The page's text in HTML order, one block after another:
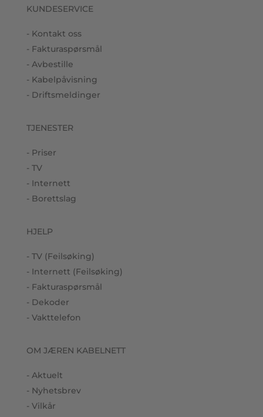
KUNDESERVICE
- Kontakt oss
- Fakturaspørsmål
- Avbestille
- Kabelpåvisning
- Driftsmeldinger
TJENESTER
- Priser
- TV
- Internett
- Borettslag
HJELP
- TV (Feilsøking)
- Internett (Feilsøking)
- Fakturaspørsmål
- Dekoder
- Vakttelefon
OM JÆREN KABELNETT
- Aktuelt
- Nyhetsbrev
- Vilkår